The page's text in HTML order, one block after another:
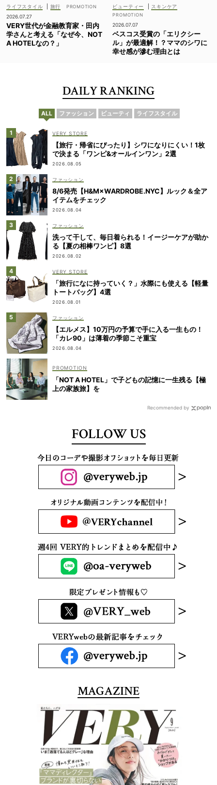
ライフスタイル
旅行
2026.07.27
VERY世代が金融教育家・田内
学さんと考える「なぜ今、NOT
A HOTELなの？」
ビューティー スキンケア
2026.07.07
ベスコス受賞の「エリクシー
ル」が最適解！？ママのシワに
幸せ感が滲む理由とは
DAILY RANKING
ALL ファッション ビューティ ライフスタイル
VERY STORE
【旅行・帰省にぴったり】シワになりにくい！1枚
で決まる「ワンピ&オールインワン」2選
2026.08.05
ファッション
8/6発売【H&M×WARDROBE.NYC】ルック＆全ア
イテムをチェック
2026.08.04
ファッション
洗って干して、毎日着られる！イージーケアが助か
る【夏の相棒ワンピ】8選
2026.08.02
VERY STORE
「旅行になに持っていく？」水際にも使える【軽量
トートバッグ】4選
2026.08.01
ファッション
【エルメス】10万円の予算で手に入る一生もの！
「カレ90」は薄着の季節こそ重宝
2026.08.04
「NOT A HOTEL」で子どもの記憶に一生残る【極
上の家族旅】を
Recommended by
FOLLOW US
MAGAZINE